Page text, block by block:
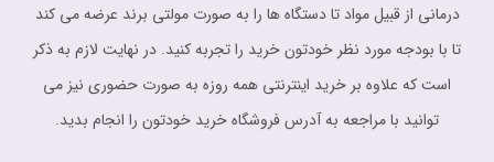
درمانی از قبیل مواد تا دستگاه ها را به صورت مولتی برند عرضه می کند
تا با بودجه مورد نظر خودتون خرید را تجربه کنید. در نهایت لازم به ذکر
است که علاوه بر خرید اینترنتی همه روزه به صورت حضوری نیز می
توانید با مراجعه به آدرس فروشگاه خرید خودتون را انجام بدید.